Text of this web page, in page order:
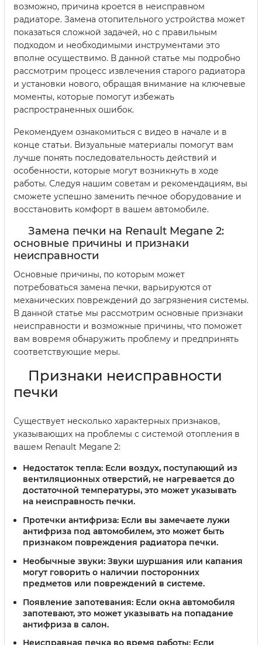
возможно, причина кроется в неисправном
радиаторе. Замена отопительного устройства может
показаться сложной задачей, но с правильным
подходом и необходимыми инструментами это
вполне осуществимо. В данной статье мы подробно
рассмотрим процесс извлечения старого радиатора
и установки нового, обращая внимание на ключевые
моменты, которые помогут избежать
распространенных ошибок.
Рекомендуем ознакомиться с видео в начале и в
конце статьи. Визуальные материалы помогут вам
лучше понять последовательность действий и
особенности, которые могут возникнуть в ходе
работы. Следуя нашим советам и рекомендациям, вы
сможете успешно заменить печное оборудование и
восстановить комфорт в вашем автомобиле.
Замена печки на Renault Megane 2:
основные причины и признаки
неисправности
Основные причины, по которым может
потребоваться замена печки, варьируются от
механических повреждений до загрязнения системы.
В данной статье мы рассмотрим основные признаки
неисправности и возможные причины, что поможет
вам вовремя обнаружить проблему и предпринять
соответствующие меры.
Признаки неисправности
печки
Существует несколько характерных признаков,
указывающих на проблемы с системой отопления в
вашем Renault Megane 2:
Недостаток тепла: Если воздух, поступающий из
вентиляционных отверстий, не нагревается до
достаточной температуры, это может указывать
на неисправность печки.
Протечки антифриза: Если вы замечаете лужи
антифриза под автомобилем, это может быть
признаком повреждения радиатора печки.
Необычные звуки: Звуки шуршания или капания
могут говорить о наличии посторонних
предметов или повреждений в системе.
Появление запотевания: Если окна автомобиля
запотевают, это может указывать на попадание
антифриза в салон.
Неисправная печка во время работы: Если